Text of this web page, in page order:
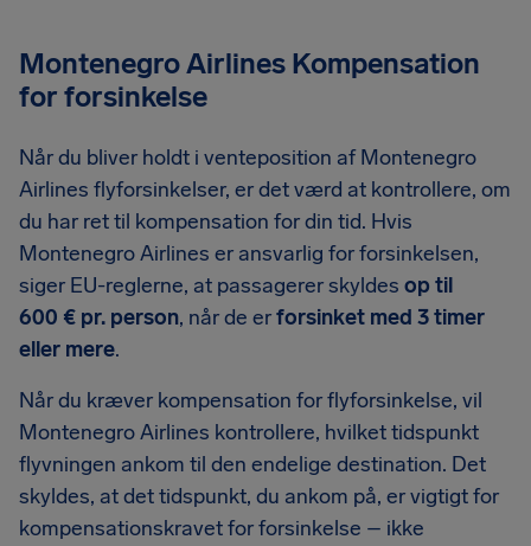
Montenegro Airlines Kompensation
for forsinkelse
Når du bliver holdt i venteposition af Montenegro
Airlines flyforsinkelser, er det værd at kontrollere, om
du har ret til kompensation for din tid. Hvis
Montenegro Airlines er ansvarlig for forsinkelsen,
siger EU-reglerne, at passagerer skyldes op til
600 € pr. person, når de erforsinket med 3 timer
eller mere.
Når du kræver kompensation for flyforsinkelse, vil
Montenegro Airlines kontrollere, hvilket tidspunkt
flyvningen ankom til den endelige destination. Det
skyldes, at det tidspunkt, du ankom på, er vigtigt for
kompensationskravet for forsinkelse – ikke